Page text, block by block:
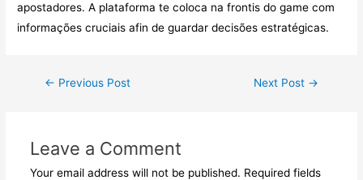
apostadores. A plataforma te coloca na frontis do game com
informações cruciais afin de guardar decisões estratégicas.
Post
← Previous Post Next Post →
Leave a Comment
Your email address will not be published. Required fields